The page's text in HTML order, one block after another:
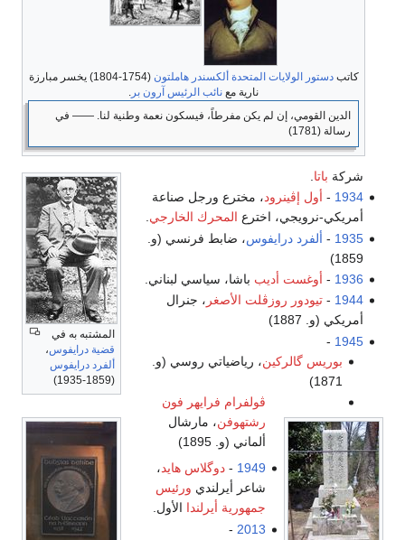
كاتبدستور الولايات المتحدة ألكسندر هاملتون
(1754-1804) يخسر مبارزة
نارية مع نائب الرئيس آرون بر
الدين القومي، إن لم يكن مفرطاً، فيسكون نعمة وطنية لنا. ―― في
رسالة (1781)
المشتبه به في
قضية درايفوس،
ألفرد درايفوس
(1859-1935)
شركة باتا
1934
- أول إڤينرود، مخترع ورجل صناعة
أمريكي-نرويجي، اخترع المحرك الخارجي.
1935
- ألفرد درايفوس، ضابط فرنسي (و.
1859)
1936
- أوغست أديب باشا، سياسي لبناني.
1944
-تيودور روزڤلت الأصغر ، جنرال
أمريكي (و. 1887)
1945
-
بوريس گالركين، رياضياتي روسي (و.
1871)
ڤولفرام فرايهر فون
رشتهوفن، مارشال
ألماني (و. 1895)
1949
- دوگلاس هايد،
شاعر أيرلندي ورئيس
جمهورية أيرلندا الأول.
2013
-